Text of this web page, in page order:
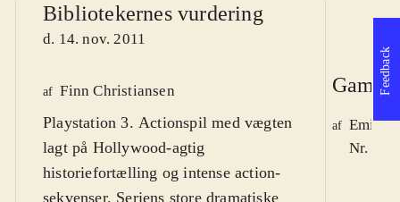
Bibliotekernes vurdering
d. 14. nov. 2011
af Finn Christiansen
Playstation 3. Actionspil med vægten
lagt på Hollywood-agtig
historiefortælling og intense action-
sekvenser. Seriens store dramatiske
Game
af Emil
Nr.
Feedback